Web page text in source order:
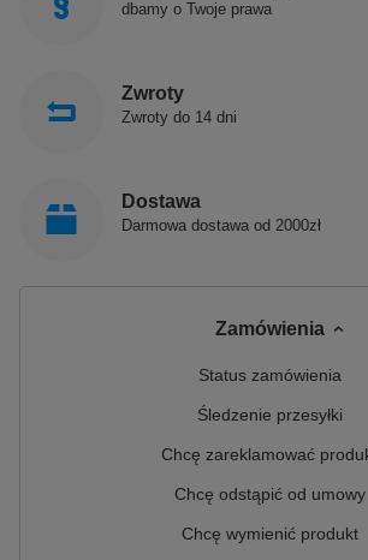
dbamy o Twoje prawa
Zwroty
Zwroty do 14 dni
Dostawa
Darmowa dostawa od 2000zł
Zamówienia
Status zamówienia
Śledzenie przesyłki
Chcę zareklamować
Chcę odstąpić od umowy
Chcę wymienić produkt